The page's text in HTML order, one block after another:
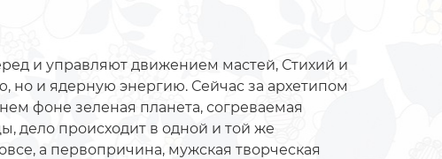
и управляют движением мастей, Стихий и
но и ядерную энергию. Сейчас за архетипом
фоне зеленая планета, согреваемая
дело происходит в одной и той же
а первопричина, мужская творческая